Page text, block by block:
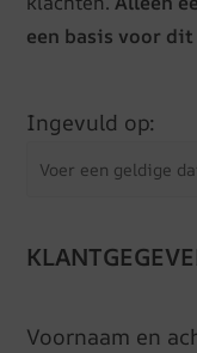
een basis voor
Ingevuld op:
Voornaam en